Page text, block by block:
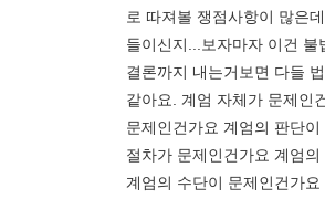
로 따져볼 쟁점사항이 많은
들이신지...보자마자 이건 불
결론까지 내는거보면 다들
같아요. 계엄 자체가 문제인
문제인건가요 계엄의 판단
절차가 문제인건가요 계엄
계엄의 수단이 문제인건가